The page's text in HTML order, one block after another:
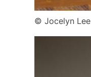
© Jocelyn Lee